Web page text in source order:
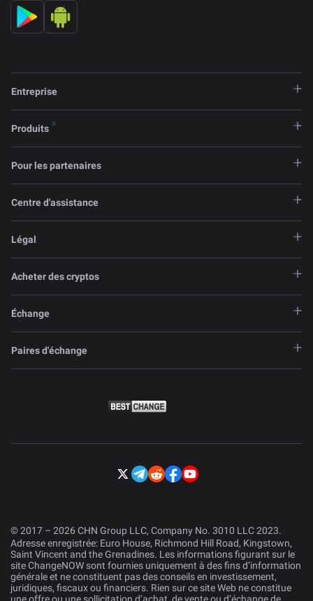
Entreprise
Produits
Pour les partenaires
Centre d'assistance
Légal
Acheter des cryptos
Échange
Paires d'échange
© 2017 – 2026 CHN Group LLC, Company No. 3010 LLC 2023.
Adresse enregistrée: Euro House, Richmond Hill Road, Kingstown,
Saint Vincent and the Grenadines. Les informations figurant sur le
site ChangeNOW sont fournies uniquement à des fins d’information
générale et ne constituent pas des conseils en investissement,
juridiques, fiscaux ou financiers. Rien sur ce site Web ne constitue